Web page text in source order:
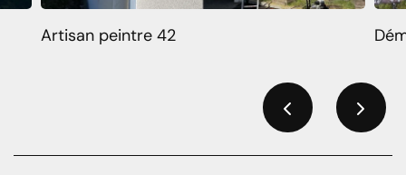
Artisan peintre 42